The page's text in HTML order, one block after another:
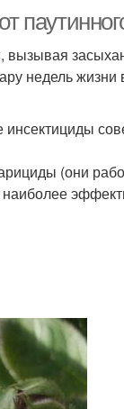
вызывая
недель жизни
инсектициды
(они